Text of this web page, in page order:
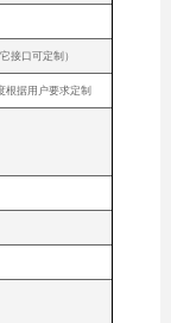
接口可定制）
根据用户要求定制